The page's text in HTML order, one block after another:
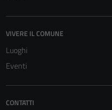
VIVERE IL COMUNE
Luoghi
Eventi
CONTATTI